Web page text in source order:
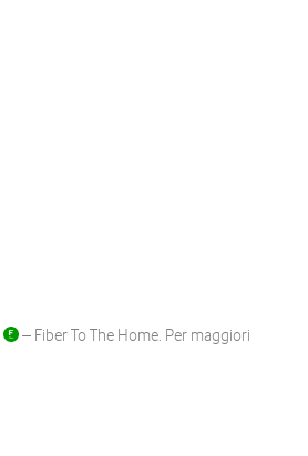
– Fiber To The Home. Per maggiori